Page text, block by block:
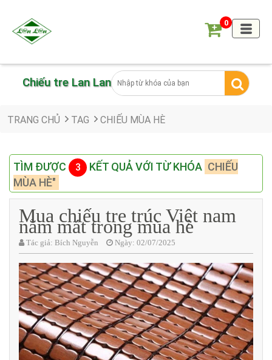
0
Chiếu tre Lan Lan
TRANG CHỦ TAG CHIẾU MÙA HÈ
TÌM ĐƯỢC 3 KẾT QUẢ VỚI TỪ KHÓA CHIẾU
MÙA HÈ"
Mua chiếu tre trúc Việt nam
nằm mát trong mùa hè
Tác giả: Bích Nguyễn Ngày: 02/07/2025